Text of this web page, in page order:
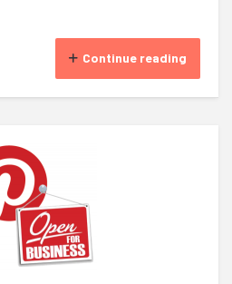
Continue reading